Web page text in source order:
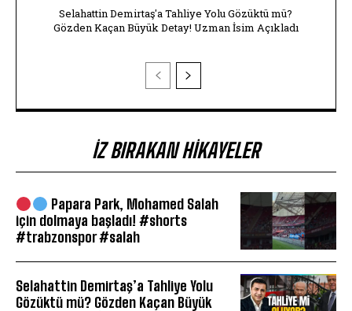
Selahattin Demirtaş'a Tahliye Yolu Gözüktü mü?
Gözden Kaçan Büyük Detay! Uzman İsim Açıkladı
İZ BIRAKAN HIKAYELER
Papara Park, Mohamed Salah
için dolmaya başladı! #shorts
#trabzonspor #salah
Selahattin Demirtaş’a Tahliye Yolu
Gözüktü mü? Gözden Kaçan Büyük